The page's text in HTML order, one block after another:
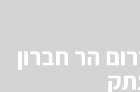
הר חברון